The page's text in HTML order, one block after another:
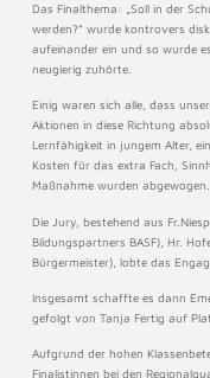
Das Finalthema: „Soll in der
werden?“ wurde kontrovers
aufeinander ein und so wurde
neugierig zuhörte.
Einig waren sich alle, dass
Aktionen in diese Richtung
Lernfähigkeit in jungem Alter,
Kosten für das extra Fach,
Maßnahme wurden abgewogen.
Die Jury, bestehend aus
Bildungspartners BASF), Hr.
Bürgermeister), lobte das
Insgesamt schaffte es dann
gefolgt von Tanja Fertig auf
Aufgrund der hohen
Finalistinnen bei den